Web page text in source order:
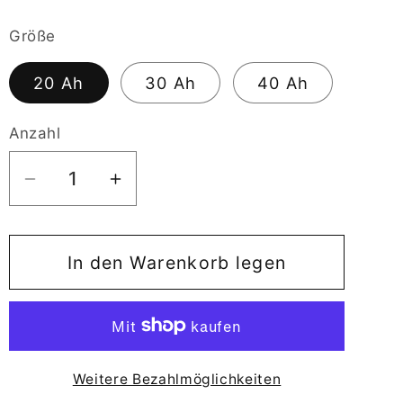
Größe
20 Ah 30 Ah 40 Ah
Anzahl
Verringere
die
Menge
Akku
Erhöhe
die
Menge
für
Akku
MGS
In den Warenkorb legen
Weitere Bezahlmöglichkeiten